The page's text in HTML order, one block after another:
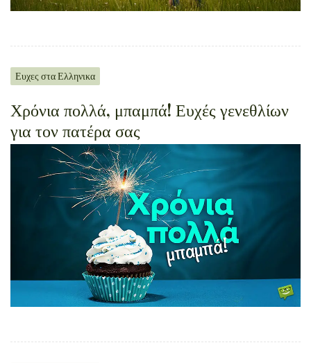
Ευχες στα Ελληνικα
Χρόνια πολλά, μπαμπά! Ευχές γενεθλίων
για τον πατέρα σας